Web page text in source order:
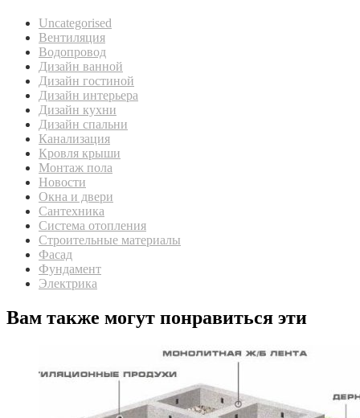
Uncategorised
Вентиляция
Водопровод
Дизайн ванной
Дизайн гостиной
Дизайн интерьера
Дизайн кухни
Дизайн спальни
Канализация
Кровля крыши
Монтаж пола
Новости
Окна и двери
Сантехника
Система отопления
Строительные материалы
Фасад
Фундамент
Электрика
Вам также могут понравиться эти